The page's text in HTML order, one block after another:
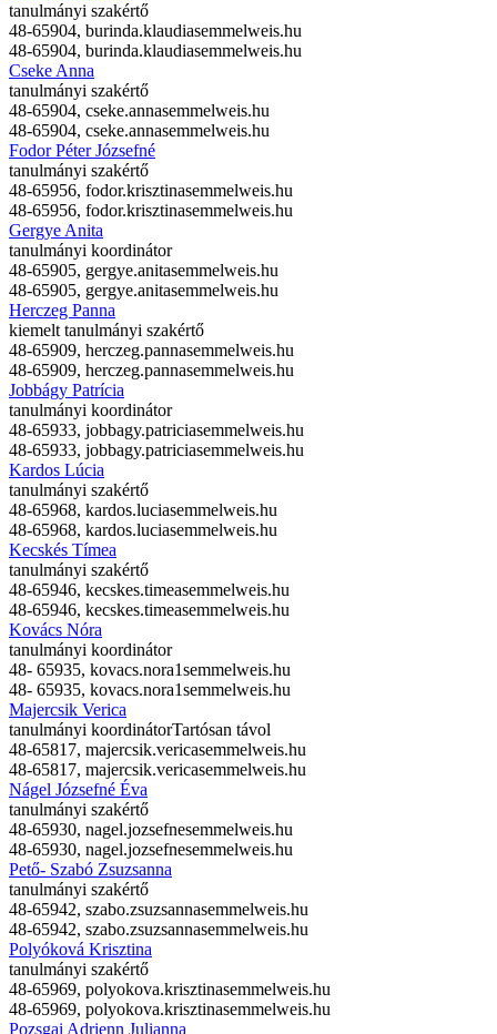
tanulmányi szakértő
48-65904, burinda.klaudiasemmelweis.hu
48-65904, burinda.klaudiasemmelweis.hu
Cseke Anna
tanulmányi szakértő
48-65904, cseke.annasemmelweis.hu
48-65904, cseke.annasemmelweis.hu
Fodor Péter Józsefné
tanulmányi szakértő
48-65956, fodor.krisztinasemmelweis.hu
48-65956, fodor.krisztinasemmelweis.hu
Gergye Anita
tanulmányi koordinátor
48-65905, gergye.anitasemmelweis.hu
48-65905, gergye.anitasemmelweis.hu
Herczeg Panna
kiemelt tanulmányi szakértő
48-65909, herczeg.pannasemmelweis.hu
48-65909, herczeg.pannasemmelweis.hu
Jobbágy Patrícia
tanulmányi koordinátor
48-65933, jobbagy.patriciasemmelweis.hu
48-65933, jobbagy.patriciasemmelweis.hu
Kardos Lúcia
tanulmányi szakértő
48-65968, kardos.luciasemmelweis.hu
48-65968, kardos.luciasemmelweis.hu
Kecskés Tímea
tanulmányi szakértő
48-65946, kecskes.timeasemmelweis.hu
48-65946, kecskes.timeasemmelweis.hu
Kovács Nóra
tanulmányi koordinátor
48- 65935, kovacs.nora1semmelweis.hu
48- 65935, kovacs.nora1semmelweis.hu
Majercsik Verica
tanulmányi koordinátorTartósan távol
48-65817, majercsik.vericasemmelweis.hu
48-65817, majercsik.vericasemmelweis.hu
Nágel Józsefné Éva
tanulmányi szakértő
48-65930, nagel.jozsefnesemmelweis.hu
48-65930, nagel.jozsefnesemmelweis.hu
Pető- Szabó Zsuzsanna
tanulmányi szakértő
48-65942, szabo.zsuzsannasemmelweis.hu
48-65942, szabo.zsuzsannasemmelweis.hu
Polyóková Krisztina
tanulmányi szakértő
48-65969, polyokova.krisztinasemmelweis.hu
48-65969, polyokova.krisztinasemmelweis.hu
Pozsgai Adrienn Julianna